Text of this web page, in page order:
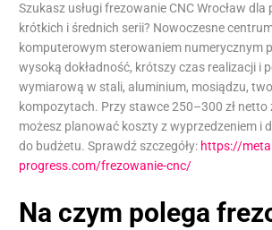
Szukasz usługi frezowanie CNC Wrocław
krótkich i średnich serii? Nowoczesne
komputerowym sterowaniem numerycznym
wysoką dokładność, krótszy czas realizacji i
wymiarową w stali, aluminium, mosiądzu,
kompozytach. Przy stawce 250–300 zł
możesz planować koszty z wyprzedzeniem i
do budżetu. Sprawdź szczegóły: https://
progress.com/frezowanie-cnc/
Na czym polega